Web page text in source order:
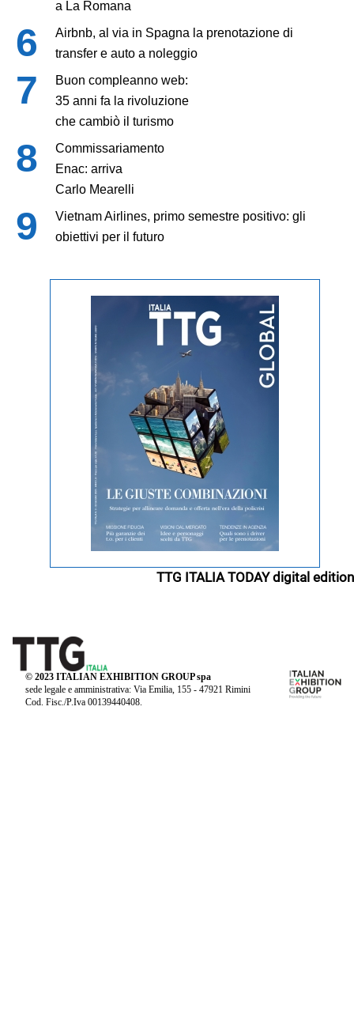
a La Romana
Airbnb, al via in Spagna la prenotazione di
transfer e auto a noleggio
Buon compleanno web:
35 anni fa la rivoluzione
che cambiò il turismo
Commissariamento
Enac: arriva
Carlo Mearelli
Vietnam Airlines, primo semestre positivo: gli
obiettivi per il futuro
TTG ITALIA TODAY digital edition
© 2023 ITALIAN EXHIBITION GROUP spa
sede legale e amministrativa: Via Emilia, 155 - 47921 Rimini
Cod. Fisc./P.Iva 00139440408.